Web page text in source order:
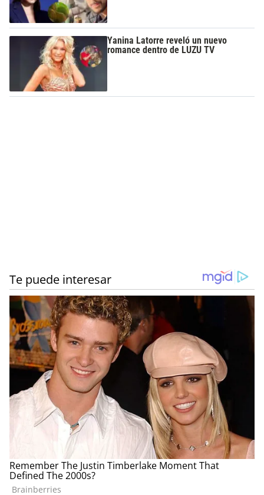
Yanina Latorre reveló un nuevo
romance dentro de LUZU TV